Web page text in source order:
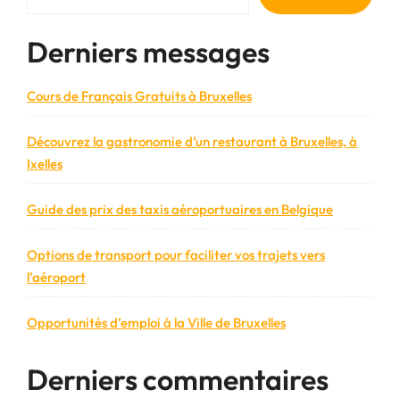
Derniers messages
Cours de Français Gratuits à Bruxelles
Découvrez la gastronomie d’un restaurant à Bruxelles, à
Ixelles
Guide des prix des taxis aéroportuaires en Belgique
Options de transport pour faciliter vos trajets vers
l’aéroport
Opportunités d’emploi à la Ville de Bruxelles
Derniers commentaires